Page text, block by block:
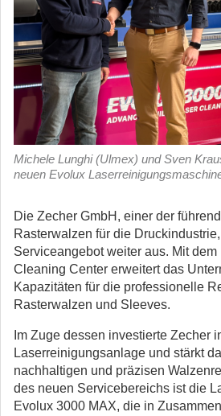
Michele Lunghi (Ulmex) und Sven
neuen Evolux
Die Zecher GmbH, einer der
Rasterwalzen für die
Serviceangebot weiter aus. Mit
Cleaning Center erweitert das
Kapazitäten für die professionelle
Rasterwalzen und Sleeves.
Im Zuge dessen investierte Zecher
Laserreinigungsanlage und stärkt
nachhaltigen und präzisen
des neuen Servicebereichs ist die
Evolux 3000 MAX, die in